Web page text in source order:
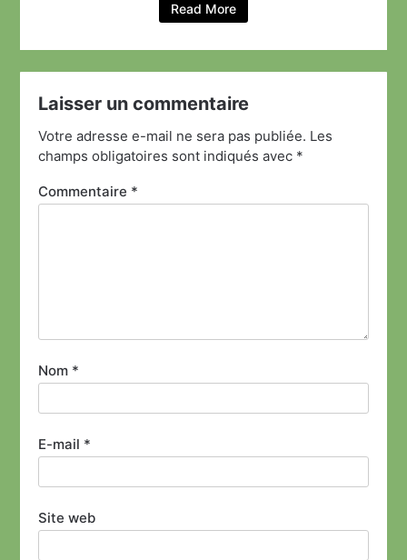
Read More
Laisser un commentaire
Votre adresse e-mail ne sera pas publiée. Les
champs obligatoires sont indiqués avec *
Commentaire *
Nom *
E-mail *
Site web